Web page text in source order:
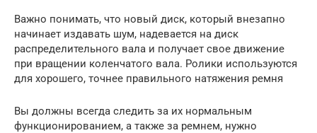
Важно понимать, что новый диск, который внезапно
начинает издавать шум, надевается на диск
распределительного вала и получает свое движение
при вращении коленчатого вала. Ролики используются
для хорошего, точнее правильного натяжения ремня
Вы должны всегда следить за их нормальным
функционированием, а также за ремнем, нужно